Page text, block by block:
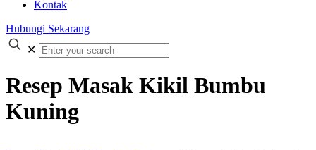
Kontak
Hubungi Sekarang
✕
Resep Masak Kikil Bumbu
Kuning